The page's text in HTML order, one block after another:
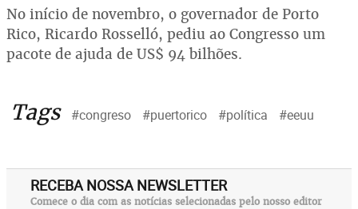
No início de novembro, o governador de Porto
Rico, Ricardo Rosselló, pediu ao Congresso um
pacote de ajuda de US$ 94 bilhões.
Tags #congreso #puertorico #política #eeuu
RECEBA NOSSA NEWSLETTER
Comece o dia com as notícias selecionadas pelo nosso editor